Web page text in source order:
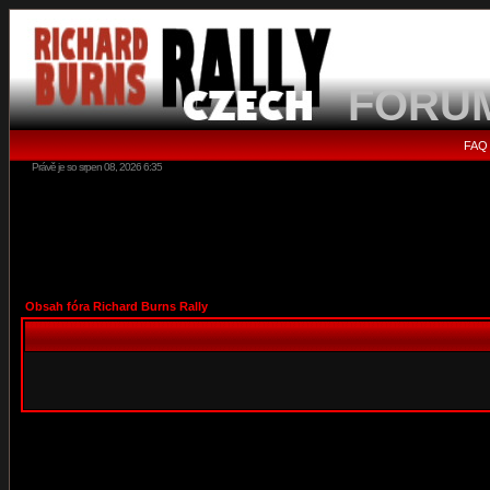
FAQ
Právě je so srpen 08, 2026 6:35
Obsah fóra Richard Burns Rally